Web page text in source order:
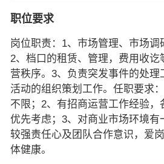
职位要求
岗位职责：1、市场管理、市场调
2、档口的租赁、管理，费用收讫
营秩序。3、负责突发事件的处理
活动的组织策划工作。任职要求
不限；2、有招商运营工作经验，
优先考虑；3、对商业市场环境有
较强责任心及团队合作意识，爱
体健康。